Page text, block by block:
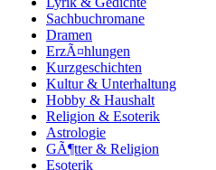
Sachbuchromane
Dramen
ErzÃ¤hlungen
Kurzgeschichten
Kultur & Unterhaltung
Hobby & Haushalt
Religion & Esoterik
Astrologie
GÃ¶tter & Religion
Esoterik